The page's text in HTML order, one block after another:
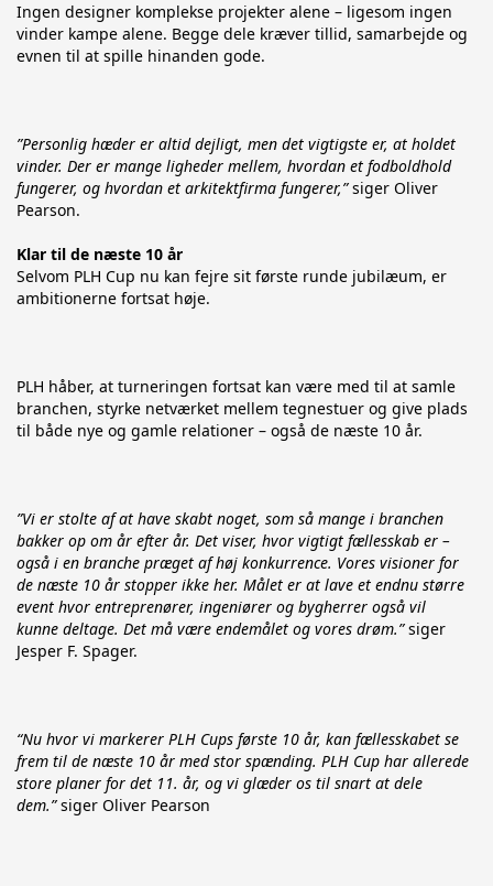
Ingen designer komplekse projekter alene – ligesom ingen
vinder kampe alene. Begge dele kræver tillid, samarbejde og
evnen til at spille hinanden gode.
”Personlig hæder er altid dejligt, men det vigtigste er, at holdet
vinder. Der er mange ligheder mellem, hvordan et fodboldhold
fungerer, og hvordan et arkitektfirma fungerer,” siger Oliver
Pearson.
Klar til de næste 10 år
Selvom PLH Cup nu kan fejre sit første runde jubilæum, er
ambitionerne fortsat høje.
PLH håber, at turneringen fortsat kan være med til at samle
branchen, styrke netværket mellem tegnestuer og give plads
til både nye og gamle relationer – også de næste 10 år.
”Vi er stolte af at have skabt noget, som så mange i branchen
bakker op om år efter år. Det viser, hvor vigtigt fællesskab er –
også i en branche præget af høj konkurrence. Vores visioner for
de næste 10 år stopper ikke her. Målet er at lave et endnu større
event hvor entreprenører, ingeniører og bygherrer også vil
kunne deltage. Det må være endemålet og vores drøm.” siger
Jesper F. Spager.
“Nu hvor vi markerer PLH Cups første 10 år, kan fællesskabet se
frem til de næste 10 år med stor spænding. PLH Cup har allerede
store planer for det 11. år, og vi glæder os til snart at dele
dem.” siger Oliver Pearson